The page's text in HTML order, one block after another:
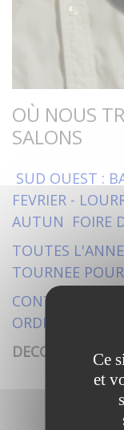
OÙ NOUS
SALONS
SUD OUEST :
FEVRIER -
AUTUN FOIRE
TOUTES
TOURNEE
CONTACTEZ-
ORDRES
DECOUVERZCe
et